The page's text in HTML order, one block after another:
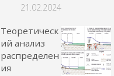
21.02.2024
Теоретическ
ий анализ
распределен
ия